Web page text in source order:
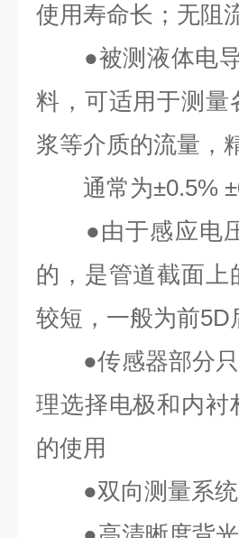
使用寿命长；无阻
●被测液体电
料，可适用于测量
浆等介质的流量，
通常为±0.5%
●由于感应电
的，是管道截面
较短，一般为前5D
●传感器部分
理选择电极和内衬
的使用
●双向测量系